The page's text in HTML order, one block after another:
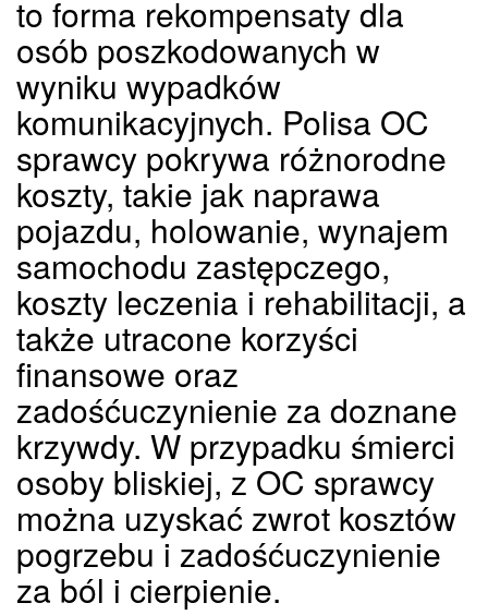
to forma rekompensaty dla
osób poszkodowanych w
wyniku wypadków
komunikacyjnych. Polisa OC
sprawcy pokrywa różnorodne
koszty, takie jak naprawa
pojazdu, holowanie, wynajem
samochodu zastępczego,
koszty leczenia i rehabilitacji, a
także utracone korzyści
finansowe oraz
zadośćuczynienie za doznane
krzywdy. W przypadku śmierci
osoby bliskiej, z OC sprawcy
można uzyskać zwrot kosztów
pogrzebu i zadośćuczynienie
za ból i cierpienie.